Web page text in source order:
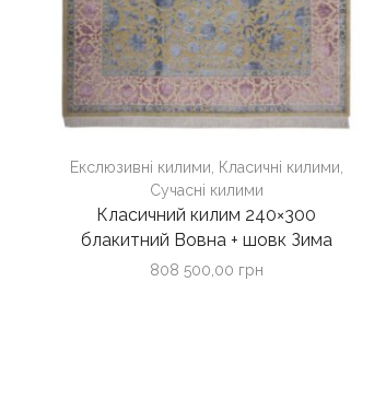
Екслюзивні килими Класичні килими
Сучасні килими
Класичний килим 240×300
блакитний Вовна + шовк Зима
808 500,00 грн